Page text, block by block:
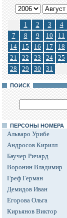
1 2 3 4
7
8 9 10 11
14
15 16 17 18
21
22 23 24 25
28
29 30 31
ПОИСК
ПЕРСОНЫ НОМЕРА
Альваро Урибе
Андросов Кирилл
Баучер Ричард
Воронин Владимир
Греф Герман
Демидов Иван
Егорова Ольга
Кирьянов Виктор